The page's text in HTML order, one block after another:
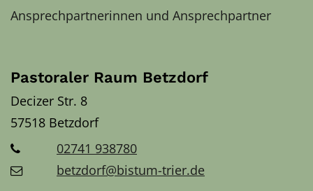
Ansprechpartnerinnen und Ansprechpartner
Pastoraler Raum Betzdorf
Decizer Str. 8
57518 Betzdorf
02741 938780
betzdorf@bistum-trier.de